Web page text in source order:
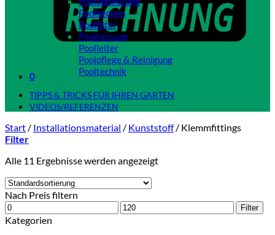
0
Poolbecken
Poolfilter
Poolheizung
Poolleiter
Poolpflege & Reinigung
Pooltechnik
TIPPS & TRICKS FÜR IHREN GARTEN
VIDEOS/REFERENZEN
Start / Installationsmaterial / Kunststoff / Klemmfittings
Filter
Alle 11 Ergebnisse werden angezeigt
Nach Preis filtern
Min.
Preis
Max.
Preis
Filter
Kategorien